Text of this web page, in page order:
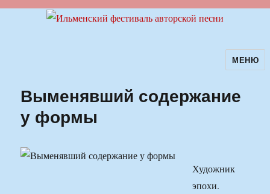
Ильменский фестиваль авторскойМЕНЮ
Выменявший содержание
у формы
Художник
эпохи.